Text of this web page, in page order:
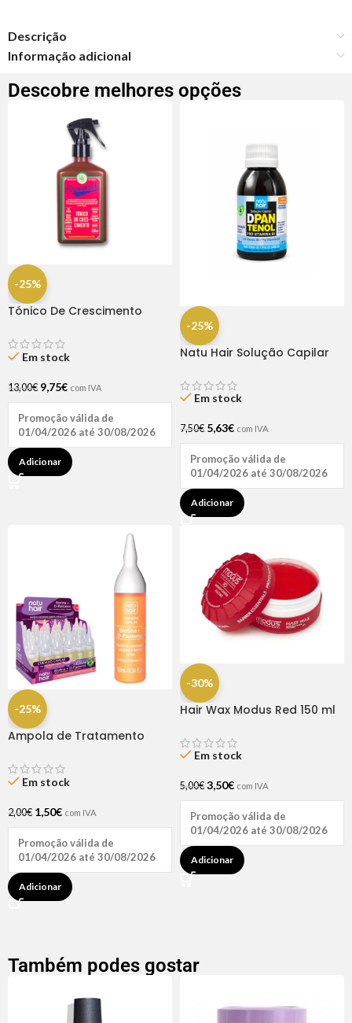
Descrição
Informação adicional
Descobre melhores opções
-25%
Tónico De Crescimento
Em stock
13,00€ 9,75€ com IVA
Promoção válida de
01/04/2026 até 30/08/2026
Adicionar
-25%
Natu Hair Solução Capilar
Em stock
7,50€ 5,63€ com IVA
Promoção válida de
01/04/2026 até 30/08/2026
Adicionar
-25%
Ampola de Tratamento
Hair (1 UNIDADE)
Em stock
2,00€ 1,50€ com IVA
Promoção válida de
01/04/2026 até 30/08/2026
Adicionar
-30%
Hair Wax Modus Red 150 ml
Em stock
5,00€ 3,50€ com IVA
Promoção válida de
01/04/2026 até 30/08/2026
Adicionar
Também podes gostar